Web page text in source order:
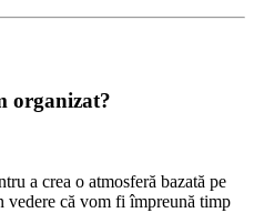
organizat?
a crea o atmosferă bazată pe
vedere că vom fi împreună timp